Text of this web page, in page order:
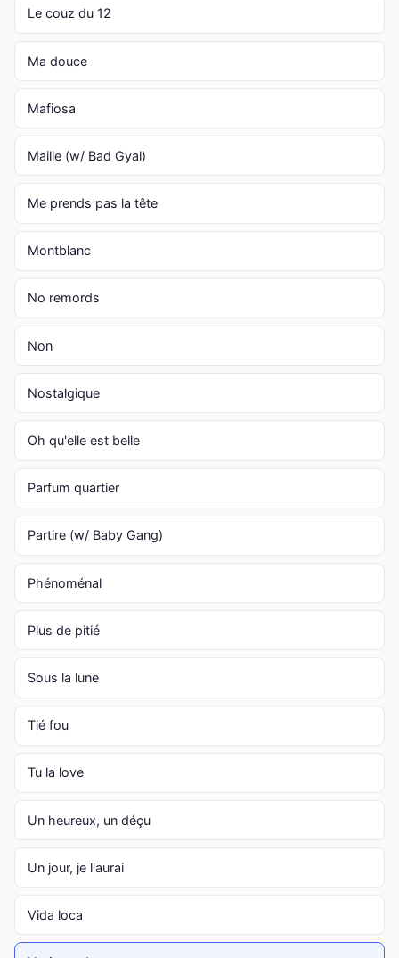
Le couz du 12
Ma douce
Mafiosa
Maille (w/ Bad Gyal)
Me prends pas la tête
Montblanc
No remords
Non
Nostalgique
Oh qu'elle est belle
Parfum quartier
Partire (w/ Baby Gang)
Phénoménal
Plus de pitié
Sous la lune
Tié fou
Tu la love
Un heureux, un déçu
Un jour, je l'aurai
Vida loca